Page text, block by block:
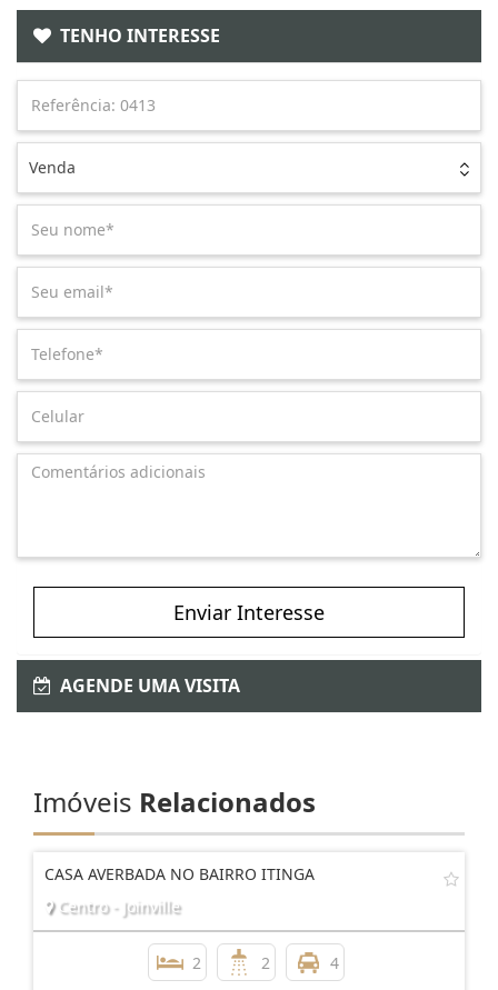
TENHO INTERESSE
Venda
Enviar Interesse
AGENDE UMA VISITA
Imóveis Relacionados
CASA AVERBADA NO BAIRRO ITINGA
Centro - Joinville
2 2 4